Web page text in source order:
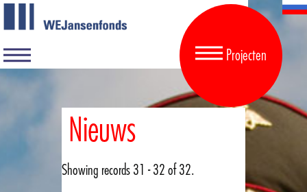
Projecten
Nieuws
Showing records 31 - 32 of 32.